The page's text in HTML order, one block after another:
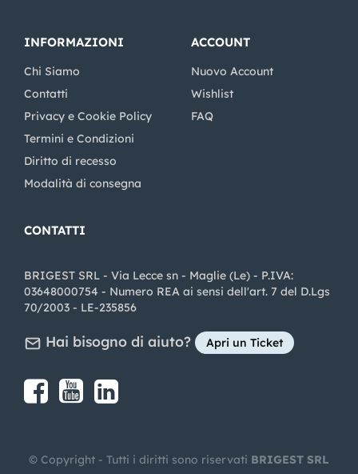
INFORMAZIONI
Chi Siamo
Contatti
Privacy e Cookie Policy
Termini e Condizioni
Diritto di recesso
Modalità di consegna
ACCOUNT
Nuovo Account
Wishlist
FAQ
CONTATTI
BRIGEST SRL - Via Lecce sn - Maglie (Le) - P.IVA:
03648000754 - Numero REA ai sensi dell'art. 7 del D.Lgs
70/2003 - LE-235856
Hai bisogno di aiuto? Apri un Ticket
Share on Facebook
Share on youtube
© Copyright - Tutti i diritti sono riservati BRIGEST SRL